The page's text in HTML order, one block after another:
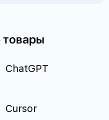
ChatGPT
Cursor